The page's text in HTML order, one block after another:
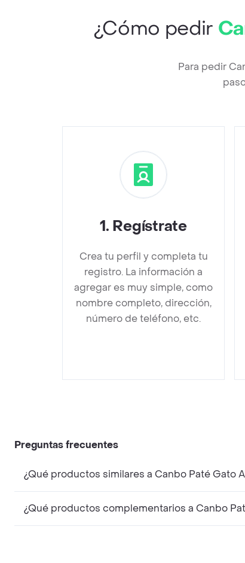
¿Cómo pedir
Para pedir
1. Regístrate
Crea tu perfil y completa tu
registro. La información a
agregar es muy simple, como
nombre completo, dirección,
número de teléfono, etc.
Preguntas frecuentes
¿Qué productos similares a Canbo Paté Gato
¿Qué productos complementarios a Canbo